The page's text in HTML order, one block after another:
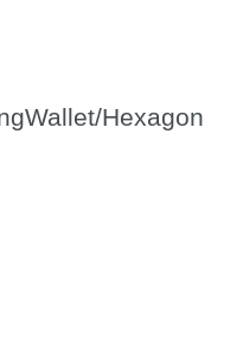
Hexagon